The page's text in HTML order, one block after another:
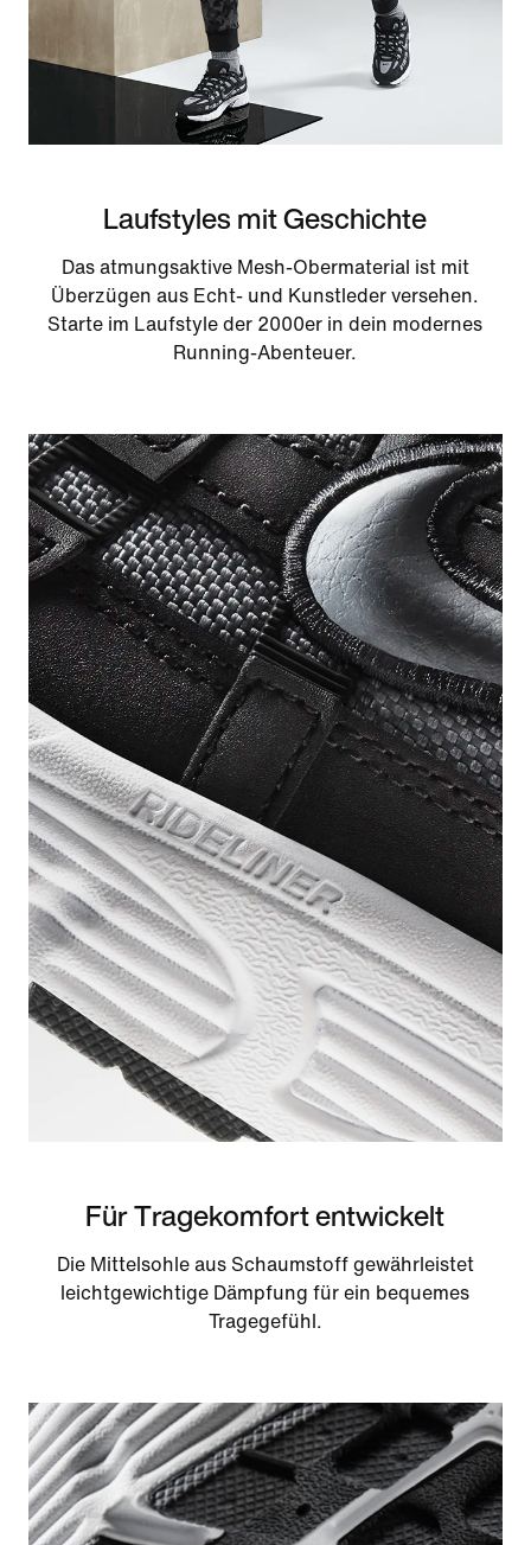
Laufstyles mit Geschichte
Das atmungsaktive Mesh-Obermaterial ist mit
Überzügen aus Echt- und Kunstleder versehen.
Starte im Laufstyle der 2000er in dein modernes
Running-Abenteuer.
Für Tragekomfort entwickelt
Die Mittelsohle aus Schaumstoff gewährleistet
leichtgewichtige Dämpfung für ein bequemes
Tragegefühl.